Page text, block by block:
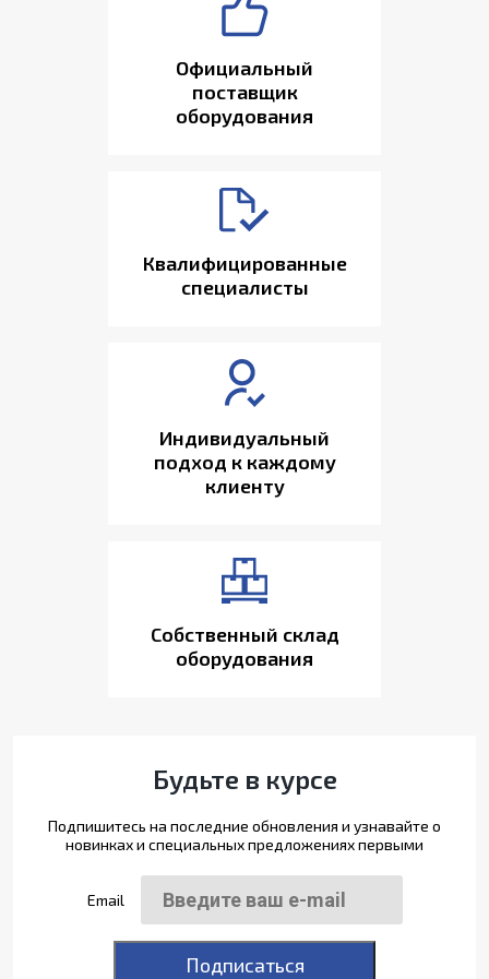
Официальный
поставщик
оборудования
Квалифицированные
специалисты
Индивидуальный
подход к каждому
клиенту
Собственный склад
оборудования
Будьте в курсе
Подпишитесь на последние обновления и узнавайте о
новинках и специальных предложениях первыми
Email
Подписаться